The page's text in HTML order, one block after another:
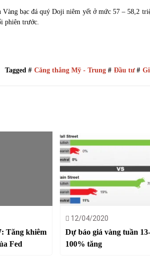
bạc đá quý Doji niêm yết ở mức 57 – 58,2
phiên trước.
Tagged # Căng thẳng Mỹ - Trung # Đầu tư#
Tăng khiêm
Fed
12/04/2020
Dự báo giá vàng tuần
100% tăng